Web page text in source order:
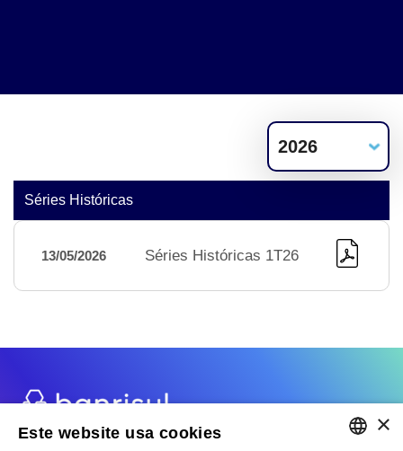
Séries Históricas
13/05/2026 Séries Históricas 1T26
Fale com RI Cadastre-se no Mailing ×
Este website usa cookies